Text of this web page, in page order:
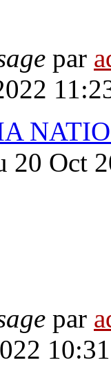
par
20 Oct
par
10:31